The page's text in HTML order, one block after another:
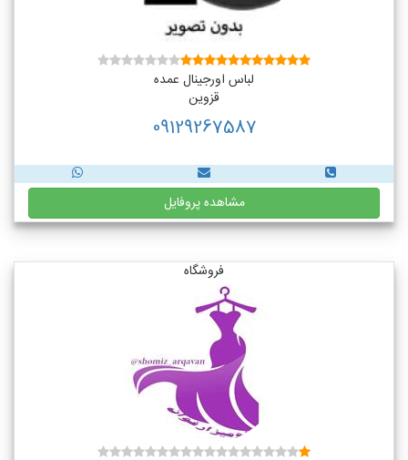
لباس اورجینال عمده
قزوین
09129267587
مشاهده پروفایل
فروشگاه